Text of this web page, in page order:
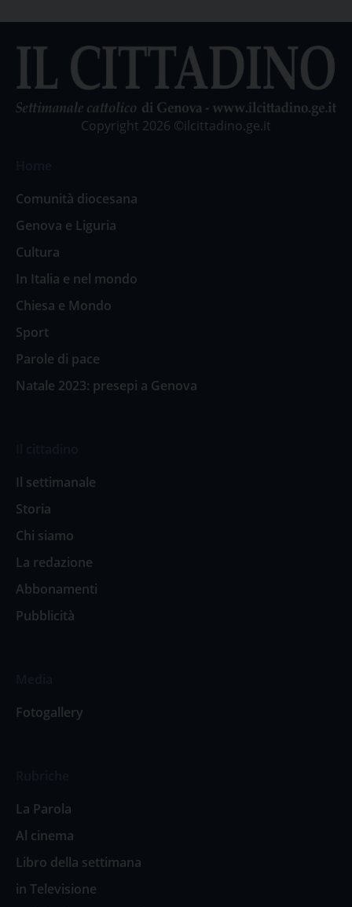
Copyright 2026 ©ilcittadino.ge.it
Comunità diocesana
Genova e Liguria
Cultura
In Italia e nel mondo
Chiesa e Mondo
Sport
Parole di pace
Natale 2023: presepi a Genova
Il settimanale
Storia
Chi siamo
La redazione
Abbonamenti
Pubblicità
Fotogallery
La Parola
Al cinema
Libro della settimana
in Televisione